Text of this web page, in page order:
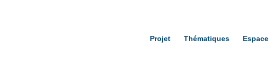
Projet Thématiques